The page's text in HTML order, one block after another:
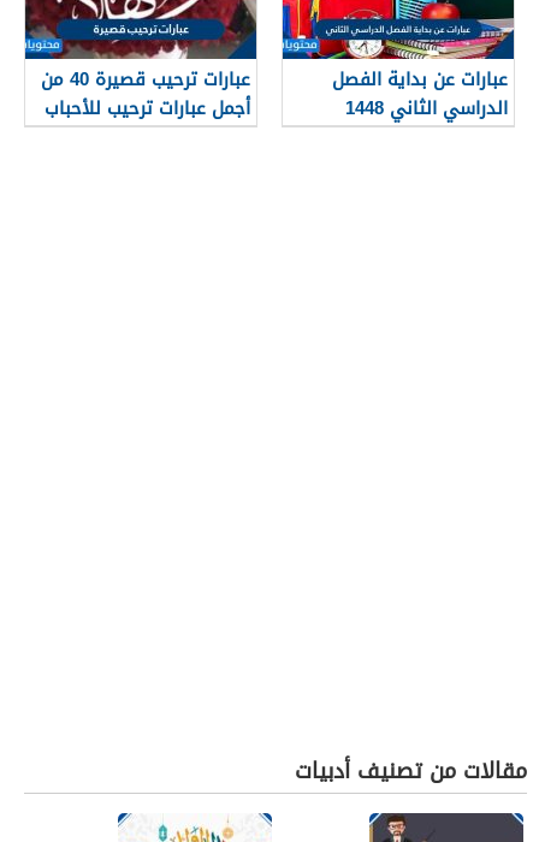
عبارات عن بداية الفصل
الدراسي الثاني 1448
عبارات ترحيب قصيرة 40 من
أجمل عبارات ترحيب للأحباب
والأصدقاء 2026
مقالات من تصنيف أدبيات